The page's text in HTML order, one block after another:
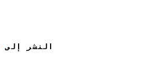
النشر إلى